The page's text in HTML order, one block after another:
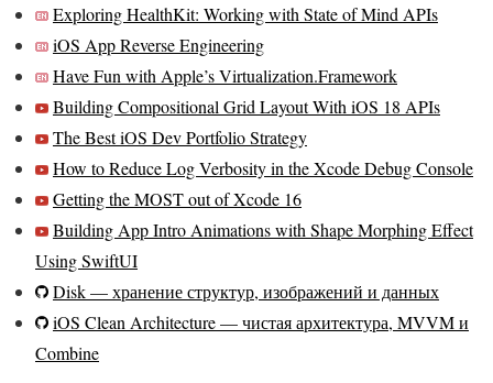
Exploring HealthKit: Working with State of Mind APIs
iOS App Reverse Engineering
Have Fun with Apple’s Virtualization.Framework
Building Compositional Grid Layout With iOS 18 APIs
The Best iOS Dev Portfolio Strategy
How to Reduce Log Verbosity in the Xcode Debug Console
Getting the MOST out of Xcode 16
Building App Intro Animations with Shape Morphing Effect
Using SwiftUI
Disk — хранение структур, изображений и данных
iOS Clean Architecture — чистая архитектура, MVVM и
Combine